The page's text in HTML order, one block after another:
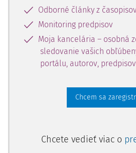
práv a povinností v BD) právo na
družstevného bytu, čím podľa
zákonníka(ďalej aj "OZ") vzniklo
nájmom bytu aj spoločné členstvo
ktorého boli oprávnení a povinní
družstevného bytu bola
Odborné články z
Monitoring predpisov
Moja kancelária – osobná
sledovanie vašich
portálu, autorov, predpisov
Chcem sa
Chcete vedieť viac o